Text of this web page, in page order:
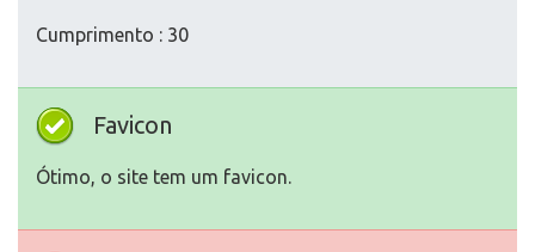
Cumprimento : 30
Favicon
Ótimo, o site tem um favicon.